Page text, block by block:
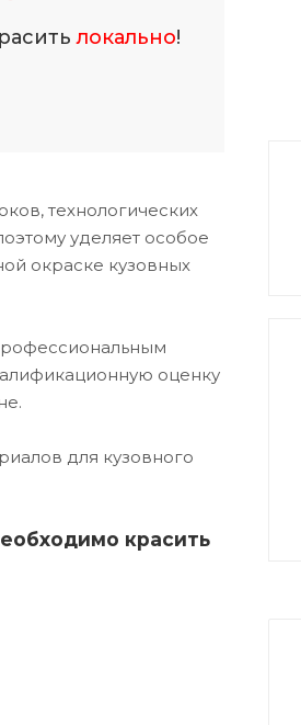
локально!
технологических
уделяет особое
окраске кузовных
оценку
для кузовного
красить